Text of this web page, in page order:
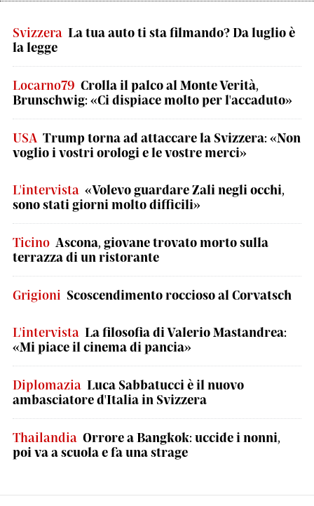
Svizzera La tua auto ti sta filmando? Da luglio è
la legge
Locarno79 Crolla il palco al Monte Verità,
Brunschwig: «Ci dispiace molto per l'accaduto»
USA Trump torna ad attaccare la Svizzera: «Non
voglio i vostri orologi e le vostre merci»
L'intervista «Volevo guardare Zali negli occhi,
sono stati giorni molto difficili»
Ticino Ascona, giovane trovato morto sulla
terrazza di un ristorante
Grigioni Scoscendimento roccioso al Corvatsch
L'intervista La filosofia di Valerio Mastandrea:
«Mi piace il cinema di pancia»
Diplomazia Luca Sabbatucci è il nuovo
ambasciatore d'Italia in Svizzera
Thailandia Orrore a Bangkok: uccide i nonni,
poi va a scuola e fa una strage